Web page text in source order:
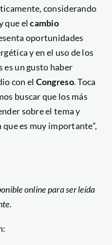
considerando
que elcambio
oportunidades
y en el uso de los
es un gusto haber
con el Congreso. Toca
buscar que los más
sobre el tema y
es muy importante”,
online para ser leída